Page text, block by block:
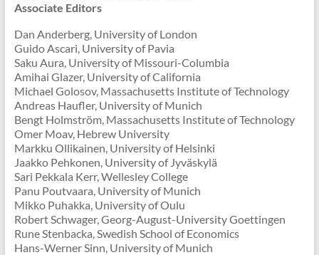
Associate Editors
Dan Anderberg, University of London
Guido Ascari, University of Pavia
Saku Aura, University of Missouri-Columbia
Amihai Glazer, University of California
Michael Golosov, Massachusetts Institute of Technology
Andreas Haufler, University of Munich
Bengt Holmström, Massachusetts Institute of Technology
Omer Moav, Hebrew University
Markku Ollikainen, University of Helsinki
Jaakko Pehkonen, University of Jyväskylä
Sari Pekkala Kerr, Wellesley College
Panu Poutvaara, University of Munich
Mikko Puhakka, University of Oulu
Robert Schwager, Georg-August-University Goettingen
Rune Stenbacka, Swedish School of Economics
Hans-Werner Sinn, University of Munich